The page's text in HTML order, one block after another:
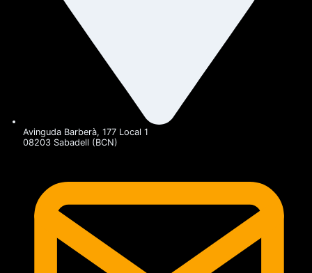
Avinguda Barberà, 177 Local 1
08203 Sabadell (BCN)